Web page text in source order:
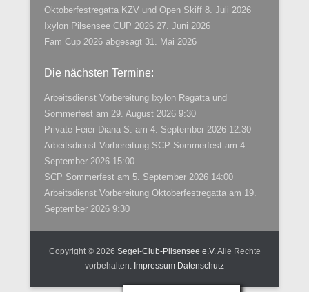
Oktoberfestregatta KZV und Open Skiff 8. Juli 2026
Ixylon Pilsensee CUP 2026 27. Juni 2026
Fam Cup 2026 abgesagt 31. Mai 2026
Die nächsten Termine:
Arbeitsdienst Vorbereitung Ixylon Regatta und
Sommerfest am 29. August 2026 9:30
Private Feier Diana S. am 4. September 2026 12:30
Arbeitsdienst Vorbereitung SCP Sommerfest am 4.
September 2026 15:00
SCP Sommerfest am 5. September 2026 14:00
Arbeitsdienst Vorbereitung Oktoberfestregatta am 19.
September 2026 9:30
Copyright © 2026 Segel-Club-Pilsensee e.V.Alle Rechte
vorbehalten. Impressum Datenschutz